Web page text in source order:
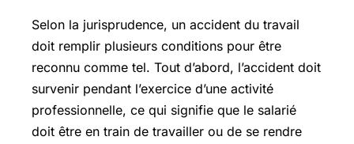
Selon la jurisprudence, un accident du travail
doit remplir plusieurs conditions pour être
reconnu comme tel. Tout d’abord, l’accident doit
survenir pendant l’exercice d’une activité
professionnelle, ce qui signifie que le salarié
doit être en train de travailler ou de se rendre